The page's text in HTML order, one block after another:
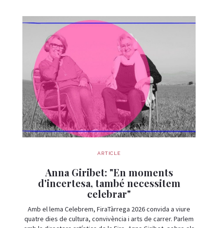
ARTICLE
Anna Giribet: "En moments
d'incertesa, també necessitem
celebrar"
Amb el lema Celebrem, FiraTàrrega 2026 convida a viure
quatre dies de cultura, convivència i arts de carrer. Parlem